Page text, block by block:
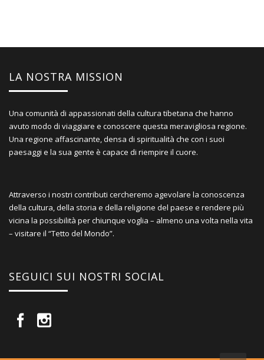
LA NOSTRA MISSION
Una comunità di appassionati della cultura tibetana che hanno
avuto modo di viaggiare e conoscere questa meravigliosa regione.
Una regione affascinante, densa di spiritualità che con i suoi
paesaggi e la sua gente è capace di riempire il cuore.
Attraverso i nostri contributi cercheremo agevolare la conoscenza
della cultura, della storia e della religione del paese e rendere più
vicina la possibilità per chiunque voglia – almeno una volta nella vita
– visitare il “Tetto del Mondo”.
SEGUICI SUI NOSTRI SOCIAL